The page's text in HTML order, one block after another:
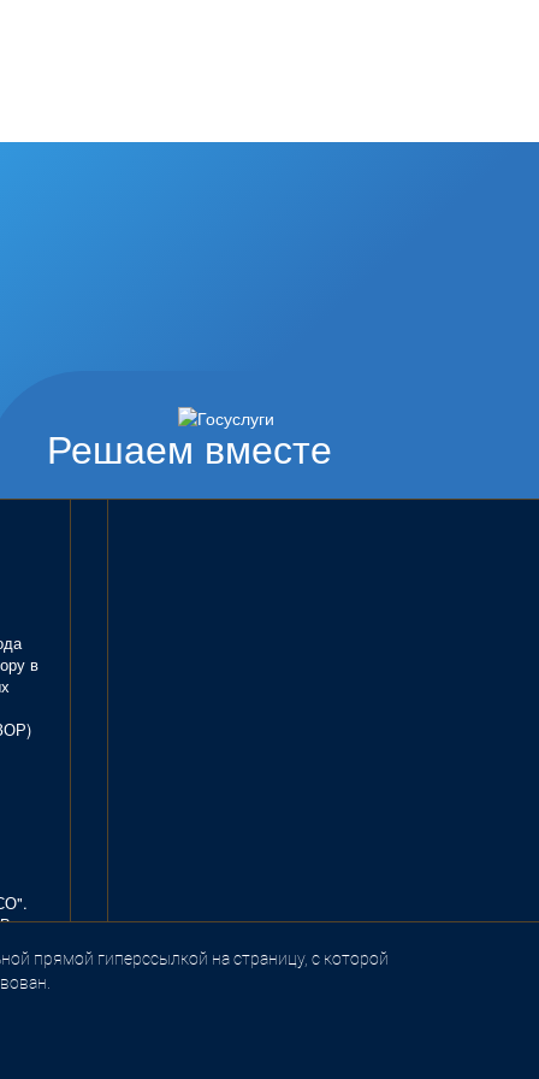
Решаем вместе
в
прямой гиперссылкой на страницу, с которой